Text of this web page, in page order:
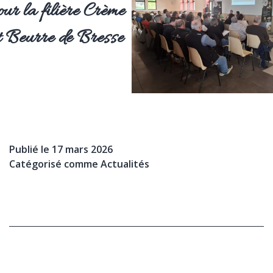
la filière Crème
Beurre de Bresse
Publié le 17 mars 2026
Catégorisé comme Actualités